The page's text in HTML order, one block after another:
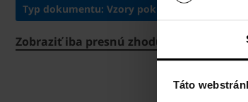
Táto
Typ dokumentu: Vzory pokládky
Zobraziť iba presnú zhodu